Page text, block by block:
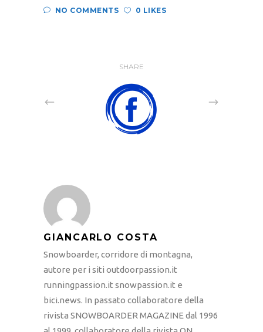
NO COMMENTS
0 LIKES
SHARE
GIANCARLO COSTA
Snowboarder, corridore di montagna,
autore per i siti outdoorpassion.it
runningpassion.it snowpassion.it e
bici.news. In passato collaboratore della
rivista SNOWBOARDER MAGAZINE dal 1996